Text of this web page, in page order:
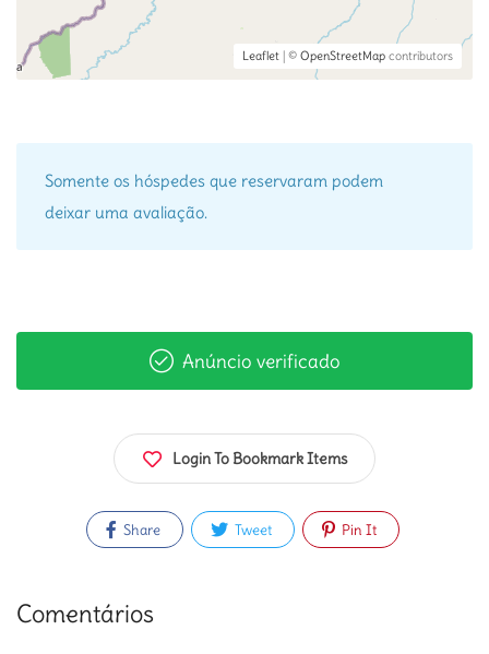
Leaflet | © OpenStreetMap contributors
Somente os hóspedes que reservaram podem
deixar uma avaliação.
Anúncio verificado
Login To Bookmark Items
Share Tweet Pin It
Comentários